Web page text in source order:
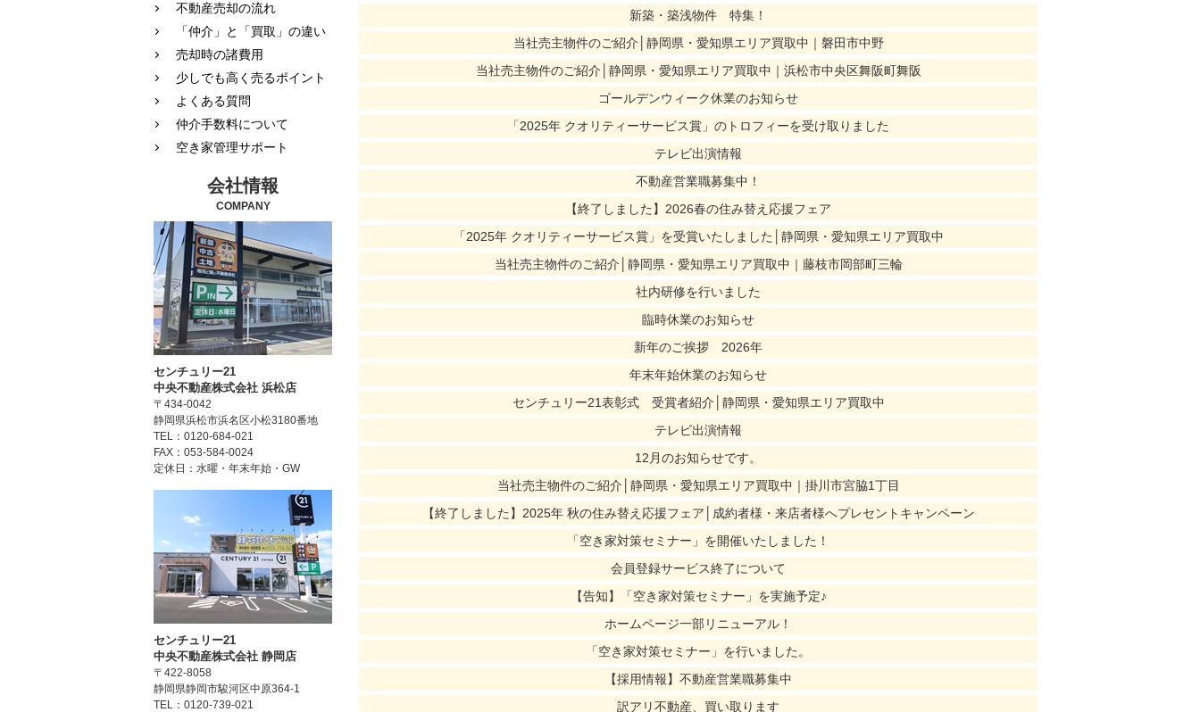
新築・築浅物件 特集！
当社売主物件のご紹介│静岡県・愛知県エリア買取中｜磐田市中野
当社売主物件のご紹介│静岡県・愛知県エリア買取中｜浜松市中央区舞阪町舞阪
ゴールデンウィーク休業のお知らせ
「2025年 クオリティーサービス賞」のトロフィーを受け取りました
テレビ出演情報
不動産営業職募集中！
【終了しました】2026春の住み替え応援フェア
「2025年 クオリティーサービス賞」を受賞いたしました│静岡県・愛知県エリア買取中
当社売主物件のご紹介│静岡県・愛知県エリア買取中｜藤枝市岡部町三輪
社内研修を行いました
臨時休業のお知らせ
新年のご挨拶 2026年
年末年始休業のお知らせ
センチュリー21表彰式 受賞者紹介│静岡県・愛知県エリア買取中
テレビ出演情報
12月のお知らせです。
当社売主物件のご紹介│静岡県・愛知県エリア買取中｜掛川市宮脇1丁目
【終了しました】2025年 秋の住み替え応援フェア│成約者様・来店者様へプレセントキャンペーン
「空き家対策セミナー」を開催いたしました！
会員登録サービス終了について
【告知】「空き家対策セミナー」を実施予定♪
ホームページ一部リニューアル！
「空き家対策セミナー」を行いました。
【採用情報】不動産営業職募集中
訳アリ不動産、買い取ります
不動産売却の流れ
「仲介」と「買取」の違い
売却時の諸費用
少しでも高く売るポイント
よくある質問
仲介手数料について
空き家管理サポート
会社情報
COMPANY
センチュリー21
中央不動産株式会社 浜松店
〒434-0042
静岡県浜松市浜名区小松3180番地
TEL：0120-684-021
FAX：053-584-0024
定休日：水曜・年末年始・GW
センチュリー21
中央不動産株式会社 静岡店
〒422-8058
静岡県静岡市駿河区中原364-1
TEL：0120-739-021